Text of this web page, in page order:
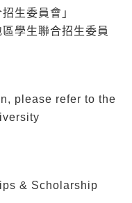
生委員會」
學生聯合招生委員
please refer to the
& Scholarship